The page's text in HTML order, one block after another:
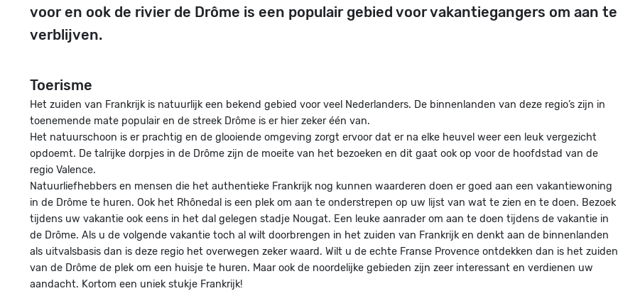
voor en ook de rivier de Drôme is een populair gebied voor vakantiegangers om aan te
verblijven.
Toerisme
Het zuiden van Frankrijk is natuurlijk een bekend gebied voor veel Nederlanders. De binnenlanden van deze regio’s zijn in
toenemende mate populair en de streek Drôme is er hier zeker één van.
Het natuurschoon is er prachtig en de glooiende omgeving zorgt ervoor dat er na elke heuvel weer een leuk vergezicht
opdoemt. De talrijke dorpjes in de Drôme zijn de moeite van het bezoeken en dit gaat ook op voor de hoofdstad van de
regio Valence.
Natuurliefhebbers en mensen die het authentieke Frankrijk nog kunnen waarderen doen er goed aan een vakantiewoning
in de Drôme te huren. Ook het Rhônedal is een plek om aan te onderstrepen op uw lijst van wat te zien en te doen. Bezoek
tijdens uw vakantie ook eens in het dal gelegen stadje Nougat. Een leuke aanrader om aan te doen tijdens de vakantie in
de Drôme. Als u de volgende vakantie toch al wilt doorbrengen in het zuiden van Frankrijk en denkt aan de binnenlanden
als uitvalsbasis dan is deze regio het overwegen zeker waard. Wilt u de echte Franse Provence ontdekken dan is het zuiden
van de Drôme de plek om een huisje te huren. Maar ook de noordelijke gebieden zijn zeer interessant en verdienen uw
aandacht. Kortom een uniek stukje Frankrijk!